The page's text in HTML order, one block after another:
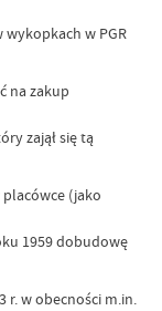
wykopkach w PGR
na zakup
zajął się tą
placówce (jako
1959 dobudowę
r. w obecności m.in.